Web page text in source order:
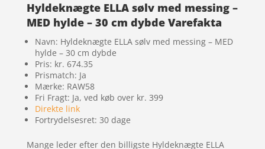
Hyldeknægte ELLA sølv med messing –
MED hylde – 30 cm dybde Varefakta
Navn: Hyldeknægte ELLA sølv med messing – MED
hylde – 30 cm dybde
Pris: kr. 674.35
Prismatch: Ja
Mærke: RAW58
Fri Fragt: Ja, ved køb over kr. 399
Direkte link
Fortrydelsesret: 30 dage
Mange leder efter den billigste Hyldeknægte ELLA